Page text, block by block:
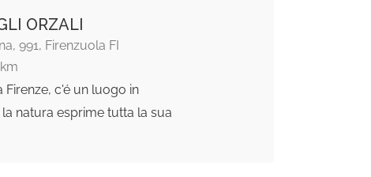
ORZALI
991, Firenzuola FI
Firenze, c'é un luogo in
natura esprime tutta la sua